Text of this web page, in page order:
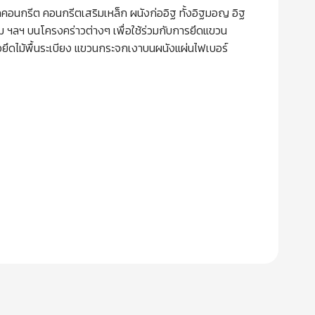
อนกรีต คอนกรีตเสริมเหล็ก ผนังก่ออิฐ ทั้งอิฐมอญ อิฐ
ลฯ บนโครงคร่าวต่างๆ เพื่อใช้ร่วมกับการยึดแขวน
ม้พื้นระเบียง แขวนกระจกเงาบนผนังแผ่นไฟเบอร์